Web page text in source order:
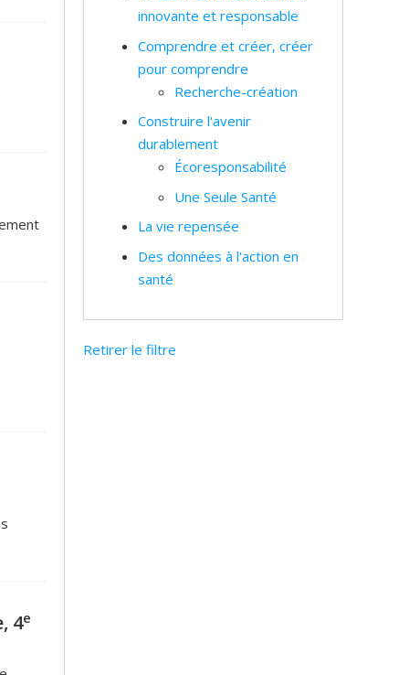
4e
innovante et responsable
Comprendre et créer, créer
pour comprendre
Recherche-création
Construire l'avenir
durablement
Écoresponsabilité
Une Seule Santé
La vie repensée
Des données à l'action en
santé
Retirer le filtre